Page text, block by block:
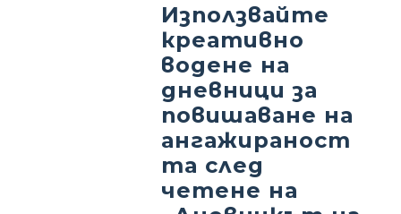
Използвайте
креативно
водене на
дневници за
повишаване на
ангажираност
та след
четене на